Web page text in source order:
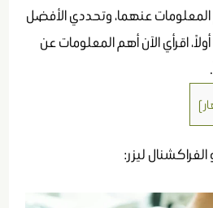
المعلومات عنهما، وتحددي الأفضل
اقرأي الآن أهم المعلومات عن
]
الفراكشنال ليزر: